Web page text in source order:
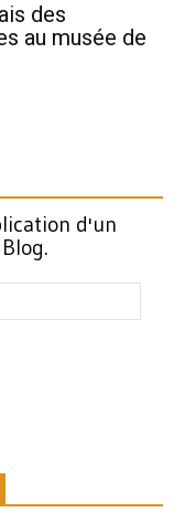
des
au musée de
d'un